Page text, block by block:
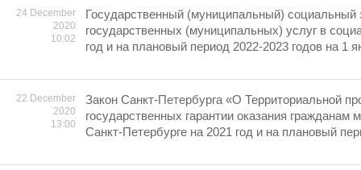
24 December
2020
10:02
Государственный (муниципальный) социальный
государственных (муниципальных) услуг в
год и на плановый период 2022-2023 годов на 1
22 December
2020
13:00
Закон Санкт-Петербурга «О Территориальной
государственных гарантии оказания
Санкт-Петербурге на 2021 год и на плановый